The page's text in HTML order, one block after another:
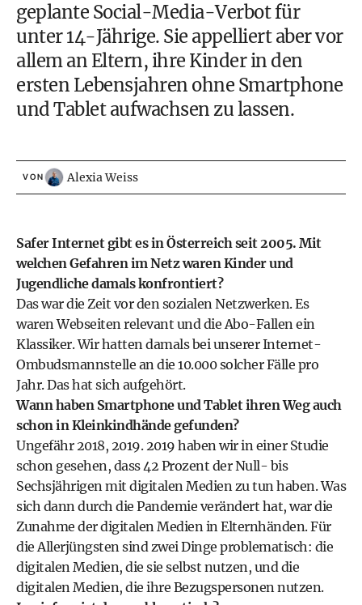
geplante Social-Media-Verbot für
unter 14-Jährige. Sie appelliert aber vor
allem an Eltern, ihre Kinder in den
ersten Lebensjahren ohne Smartphone
und Tablet aufwachsen zu lassen.
VON Alexia Weiss
Safer Internet gibt es in Österreich seit 2005. Mit
welchen Gefahren im Netz waren Kinder und
Jugendliche damals konfrontiert?
Das war die Zeit vor den sozialen Netzwerken. Es
waren Webseiten relevant und die Abo-Fallen ein
Klassiker. Wir hatten damals bei unserer Internet-
Ombudsmannstelle an die 10.000 solcher Fälle pro
Jahr. Das hat sich aufgehört.
Wann haben Smartphone und Tablet ihren Weg auch
schon in Kleinkindhände gefunden?
Ungefähr 2018, 2019. 2019 haben wir in einer Studie
schon gesehen, dass 42 Prozent der Null- bis
Sechsjährigen mit digitalen Medien zu tun haben. Was
sich dann durch die Pandemie verändert hat, war die
Zunahme der digitalen Medien in Elternhänden. Für
die Allerjüngsten sind zwei Dinge problematisch: die
digitalen Medien, die sie selbst nutzen, und die
digitalen Medien, die ihre Bezugspersonen nutzen.